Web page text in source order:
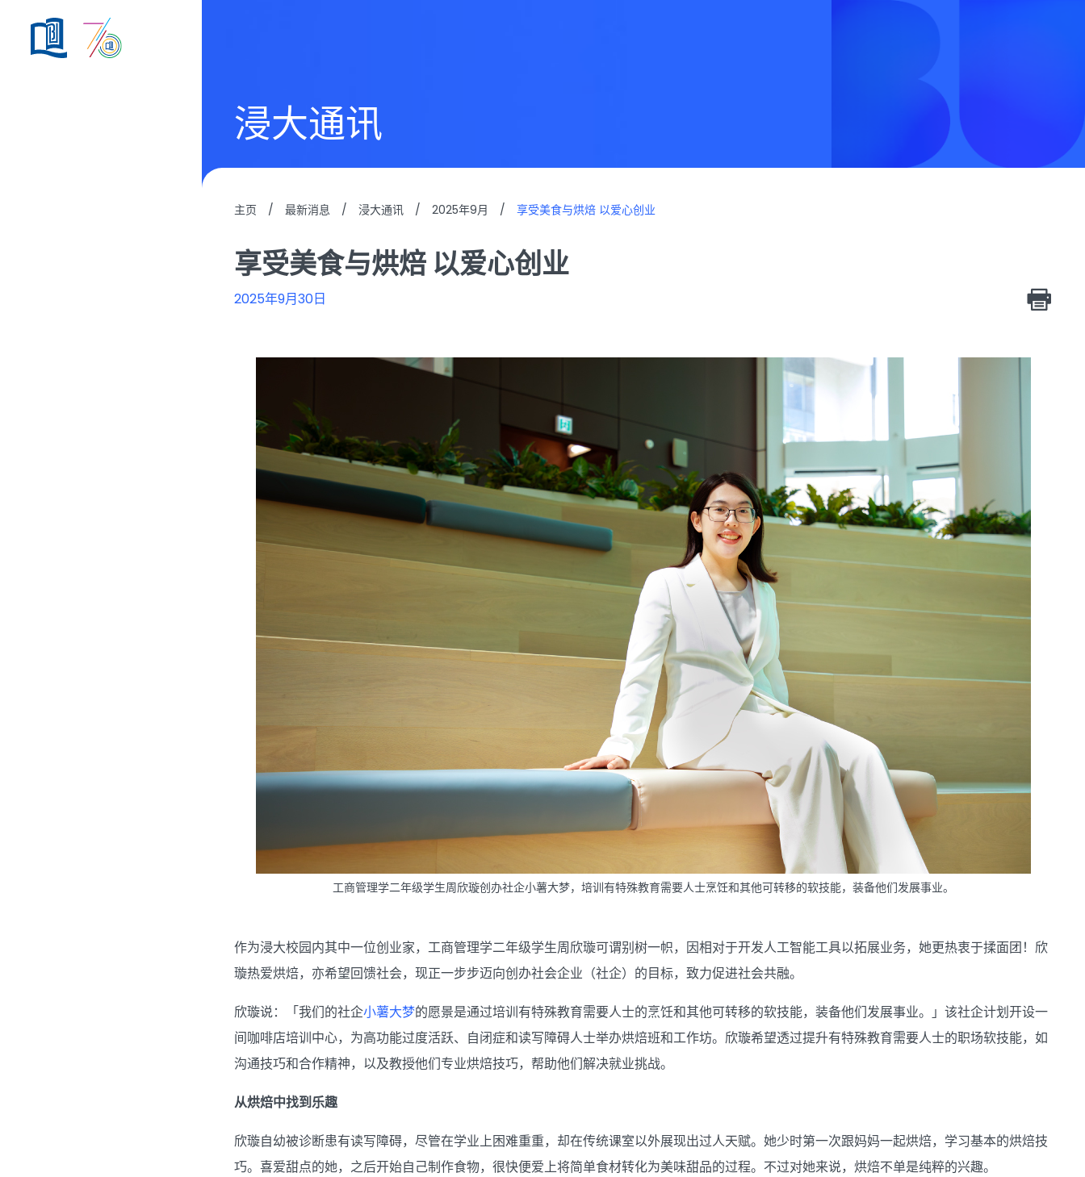
浸大通讯
主页 / 最新消息 / 浸大通讯 / 2025年9月 / 享受美食与烘焙 以爱心创业
享受美食与烘焙 以爱心创业
2025年9月30日
工商管理学二年级学生周欣璇创办社企小薯大梦，培训有特殊教育需要人士烹饪和其他可转移的软技能，装备他们发展事业。
作为浸大校园内其中一位创业家，工商管理学二年级学生周欣璇可谓别树一帜，因相对于开发人工智能工具以拓展业务，她更热衷于揉面团！欣
璇热爱烘焙，亦希望回馈社会，现正一步步迈向创办社会企业（社企）的目标，致力促进社会共融。
欣璇说：「我们的社企小薯大梦的愿景是通过培训有特殊教育需要人士的烹饪和其他可转移的软技能，装备他们发展事业。」该社企计划开设一
间咖啡店培训中心，为高功能过度活跃、自闭症和读写障碍人士举办烘焙班和工作坊。欣璇希望透过提升有特殊教育需要人士的职场软技能，如
沟通技巧和合作精神，以及教授他们专业烘焙技巧，帮助他们解决就业挑战。
从烘焙中找到乐趣
欣璇自幼被诊断患有读写障碍，尽管在学业上困难重重，却在传统课室以外展现出过人天赋。她少时第一次跟妈妈一起烘焙，学习基本的烘焙技
巧。喜爱甜点的她，之后开始自己制作食物，很快便爱上将简单食材转化为美味甜品的过程。不过对她来说，烘焙不单是纯粹的兴趣。